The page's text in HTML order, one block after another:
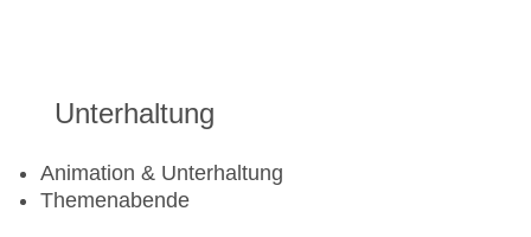
Skiraum: beheizt, Skischuhtrockner, beheizbare
Skibushaltestelle direkt
Übungslift ca. 1,8 km
Unterhaltung
Animation & Unterhaltung
Themenabende